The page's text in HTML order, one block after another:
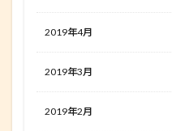
2019年4月
2019年3月
2019年2月